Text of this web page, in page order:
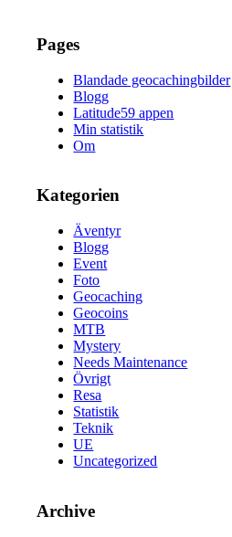
Pages
Blandade geocachingbilder
Blogg
Latitude59 appen
Min statistik
Om
Kategorien
Äventyr
Blogg
Event
Foto
Geocaching
Geocoins
MTB
Mystery
Needs Maintenance
Övrigt
Resa
Statistik
Teknik
UE
Uncategorized
Archive